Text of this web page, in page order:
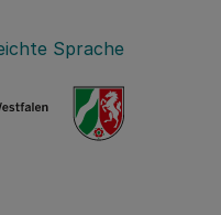
Sprache